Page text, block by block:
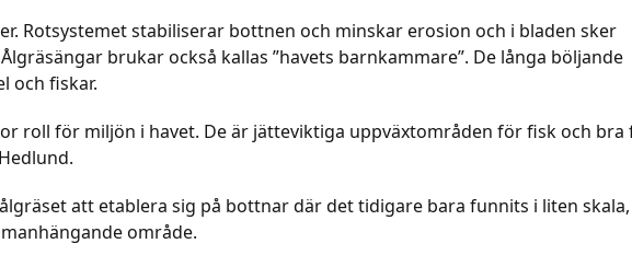
Rotsystemet stabiliserar bottnen och minskar erosion och i bladen sker
brukar också kallas ”havets barnkammare”. De långa böljande
och fiskar.
roll för miljön i havet. De är jätteviktiga uppväxtområden för fisk och bra
att etablera sig på bottnar där det tidigare bara funnits i liten skala,
område.